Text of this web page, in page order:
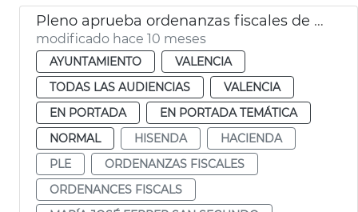
Pleno aprueba ordenanzas fiscales de 2026
modificado hace 10 meses
AYUNTAMIENTO
VALENCIA
TODAS LAS AUDIENCIAS
VALENCIA
EN PORTADA
EN PORTADA TEMÁTICA
NORMAL
HISENDA
HACIENDA
PLE
ORDENANZAS FISCALES
ORDENANCES FISCALS